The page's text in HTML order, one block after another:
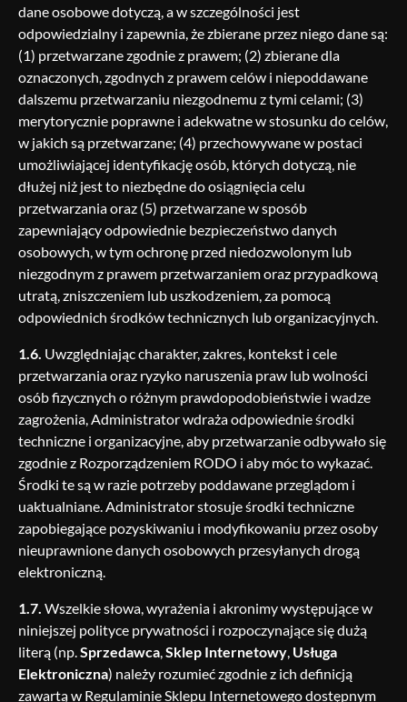
dane osobowe dotyczą, a w szczególności jest
odpowiedzialny i zapewnia, że zbierane przez niego dane są:
(1) przetwarzane zgodnie z prawem; (2) zbierane dla
oznaczonych, zgodnych z prawem celów i niepoddawane
dalszemu przetwarzaniu niezgodnemu z tymi celami; (3)
merytorycznie poprawne i adekwatne w stosunku do celów,
w jakich są przetwarzane; (4) przechowywane w postaci
umożliwiającej identyfikację osób, których dotyczą, nie
dłużej niż jest to niezbędne do osiągnięcia celu
przetwarzania oraz (5) przetwarzane w sposób
zapewniający odpowiednie bezpieczeństwo danych
osobowych, w tym ochronę przed niedozwolonym lub
niezgodnym z prawem przetwarzaniem oraz przypadkową
utratą, zniszczeniem lub uszkodzeniem, za pomocą
odpowiednich środków technicznych lub organizacyjnych.
1.6. Uwzględniając charakter, zakres, kontekst i cele
przetwarzania oraz ryzyko naruszenia praw lub wolności
osób fizycznych o różnym prawdopodobieństwie i wadze
zagrożenia, Administrator wdraża odpowiednie środki
techniczne i organizacyjne, aby przetwarzanie odbywało się
zgodnie z Rozporządzeniem RODO i aby móc to wykazać.
Środki te są w razie potrzeby poddawane przeglądom i
uaktualniane. Administrator stosuje środki techniczne
zapobiegające pozyskiwaniu i modyfikowaniu przez osoby
nieuprawnione danych osobowych przesyłanych drogą
elektroniczną.
1.7. Wszelkie słowa, wyrażenia i akronimy występujące w
niniejszej polityce prywatności i rozpoczynające się dużą
literą (np.Sprzedawca,Sklep Internetowy, Usługa
Elektroniczna) należy rozumieć zgodnie z ich definicją
zawartą w Regulaminie Sklepu Internetowego dostępnym